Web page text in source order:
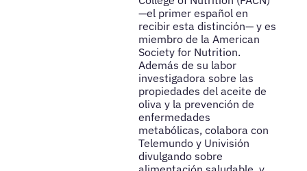
—el primer español en
recibir esta distinción— y es
miembro de la American
Society for Nutrition.
Además de su labor
investigadora sobre las
propiedades del aceite de
oliva y la prevención de
enfermedades
metabólicas, colabora con
Telemundo y Univisión
divulgando sobre